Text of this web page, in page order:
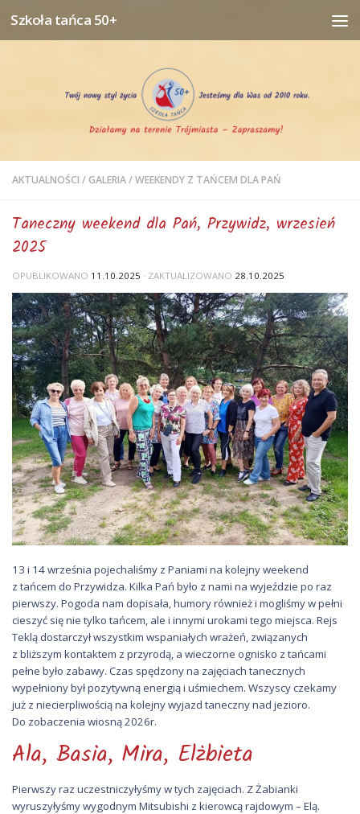
Przejdź do treści
Szkoła tańca 50+
AKTUALNOŚCI /GALERIA/WEEKENDY Z TAŃCEM DLA PAŃ
Taneczny weekend dla Pań, Przywidz, wrzesień
2025
OPUBLIKOWANO 11.10.2025 · ZAKTUALIZOWANO 28.10.2025
13 i 14 września pojechaliśmy z Paniami na kolejny weekend
z tańcem do Przywidza. Kilka Pań było z nami na wyjeździe po raz
pierwszy. Pogoda nam dopisała, humory również i mogliśmy w pełni
cieszyć się nie tylko tańcem, ale i innymi urokami tego miejsca. Rejs
Teklą dostarczył wszystkim wspaniałych wrażeń, związanych
z bliższym kontaktem z przyrodą, a wieczorne ognisko z tańcami
pełne było zabawy. Czas spędzony na zajęciach tanecznych
wypełniony był pozytywną energią i uśmiechem. Wszyscy czekamy
już z niecierpliwością na kolejny wyjazd taneczny nad jezioro.
Do zobaczenia wiosną 2026r.
Ala, Basia, Mira, Elżbieta
Pierwszy raz uczestniczyłyśmy w tych zajęciach. Z Żabianki
wyruszyłyśmy wygodnym Mitsubishi z kierowcą rajdowym – Elą.